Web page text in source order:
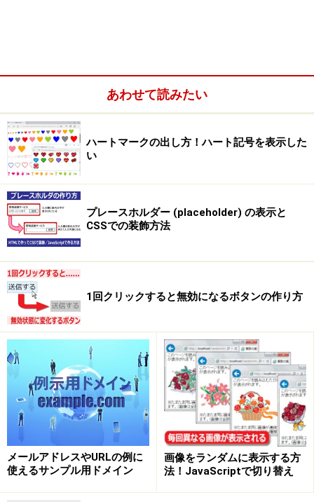
単です。行揃えの位置を指定するtext-alignプロパティを
使って値「justify」を指定するだけです。
■IEやEdgeでは、text-justifyプロパティの併用が必須
多くのブラウザではそれだけで問題ないのですが、
Internet ExplorerやEdgeで日本語文章を両端揃えにした
い場合に関しては、さらに行揃え方法を指定するtext-
justifyプロパティを併用する必要があります。
そこで今回は、特定のボックス内の文章を両端揃えで表
示させる方法として、text-alignプロパティの書き方と、
text-justifyプロパティの併用方法をご紹介いたします。
それでは次のページから、
両端揃え(均等割り付け)を実
現するスタイルシートの書き方を見ていきましょう。
※記事内容は執筆時点のものです。最新の内容をご確認くださ
い。
※OSやアプリ、ソフトのバージョンによっては画面表示、操作方
法が異なる可能性があります。
1/3 次のページへ
あわせて読みたい
ハートマークの出し方！ハート記号を表示した
い
プレースホルダー (placeholder) の表示と
CSSでの装飾方法
1回クリックすると無効になるボタンの作り方
メールアドレスやURLの例に
使えるサンプル用ドメイン
画像をランダムに表示する方
法！JavaScriptで切り替え